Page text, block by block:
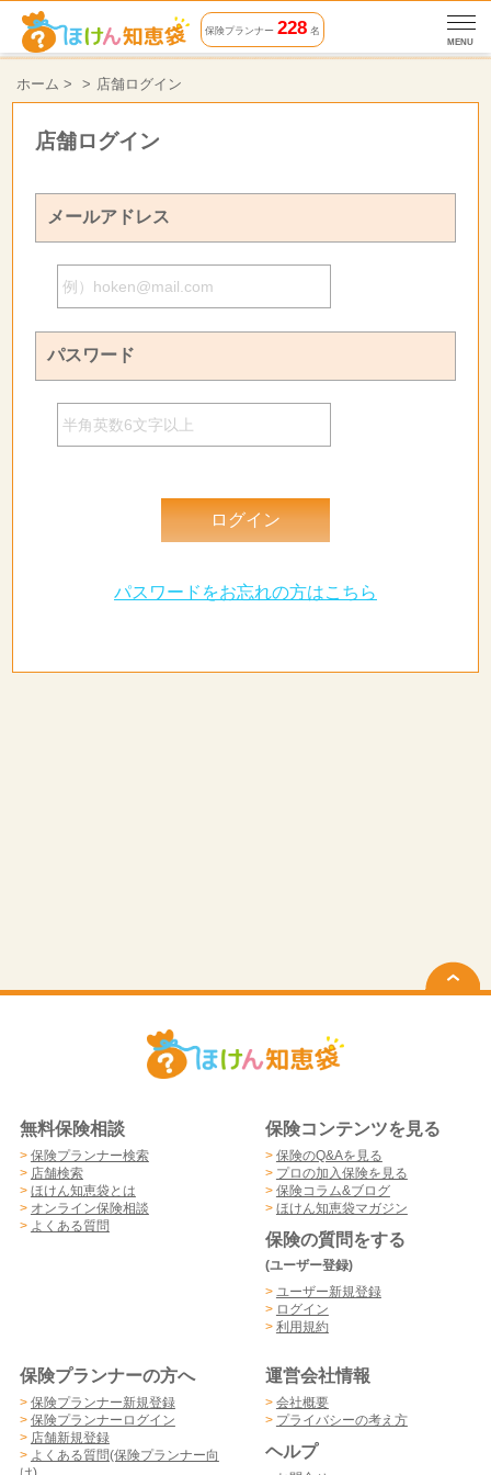
保険プランナー228 名
MENU
ホーム > 店舗ログイン
店舗ログイン
メールアドレス
パスワード
パスワードをお忘れの方はこちら
無料保険相談
> 保険プランナー検索
> 店舗検索
> ほけん知恵袋とは
> オンライン保険相談
> よくある質問
保険コンテンツを見る
> 保険のQ&Aを見る
> プロの加入保険を見る
> 保険コラム&ブログ
> ほけん知恵袋マガジン
保険の質問をする
(ユーザー登録)
> ユーザー新規登録
> ログイン
> 利用規約
保険プランナーの方へ
> 保険プランナー新規登録
> 保険プランナーログイン
> 店舗新規登録
> よくある質問(保険プランナー向
運営会社情報
> 会社概要
> プライバシーの考え方
ヘルプ